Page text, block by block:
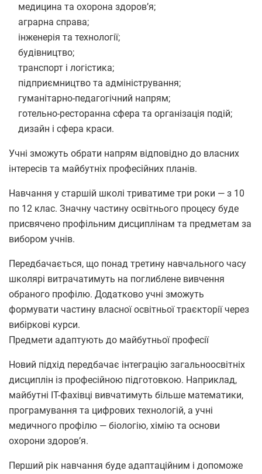
медицина та охорона здоров’я;
аграрна справа;
інженерія та технології;
будівництво;
транспорт і логістика;
підприємництво та адміністрування;
гуманітарно-педагогічний напрям;
готельно-ресторанна сфера та організація подій;
дизайн і сфера краси.
Учні зможуть обрати напрям відповідно до власних
інтересів та майбутніх професійних планів.
Навчання у старшій школі триватиме три роки — з 10
по 12 клас. Значну частину освітнього процесу буде
присвячено профільним дисциплінам та предметам за
вибором учнів.
Передбачається, що понад третину навчального часу
школярі витрачатимуть на поглиблене вивчення
обраного профілю. Додатково учні зможуть
формувати частину власної освітньої траєкторії через
вибіркові курси.
Предмети адаптують до майбутньої професії
Новий підхід передбачає інтеграцію загальноосвітніх
дисциплін із професійною підготовкою. Наприклад,
майбутні ІТ-фахівці вивчатимуть більше математики,
програмування та цифрових технологій, а учні
медичного профілю — біологію, хімію та основи
охорони здоров’я.
Перший рік навчання буде адаптаційним і допоможе